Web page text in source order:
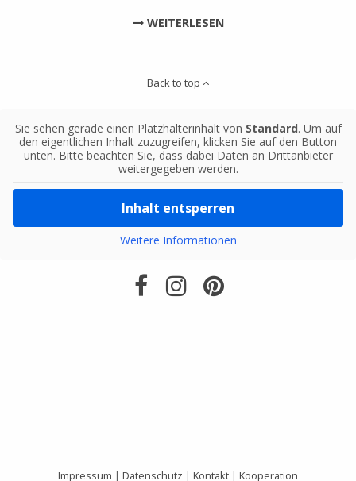
WEITERLESEN
Back to top
Sie sehen gerade einen Platzhalterinhalt von Standard. Um auf
den eigentlichen Inhalt zuzugreifen, klicken Sie auf den Button
unten. Bitte beachten Sie, dass dabei Daten an Drittanbieter
weitergegeben werden.
Inhalt entsperren
Weitere Informationen
Impressum | Datenschutz | Kontakt | Kooperation